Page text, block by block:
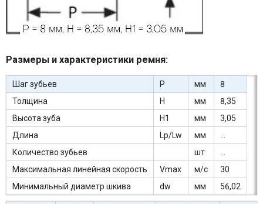
Размеры и характеристики ремня:
Шаг зубьев P мм
8
Толщина
H мм
8,35
Высота зуба
H1 мм
3,05
Длина
Lp/Lw мм
Количество зубьев
шт
Максимальная линейная скорость
Vmax м/с
30
Минимальный диаметр шкива
dw мм 56,02